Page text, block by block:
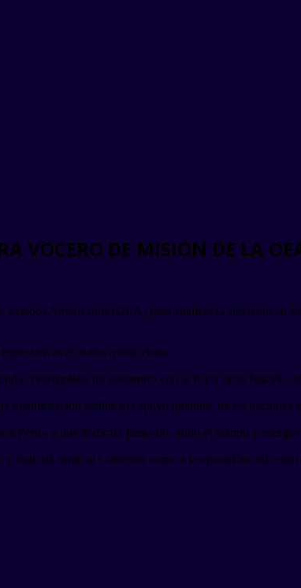
VOCERO DE MISIÓN DE LA
Americanos (OEA) para analizar la situación en
en torno a esta visita.
contemplaba un encuentro con la fiscal de la Nación,
visible del apoyo unánime de las naciones
Perú» y que dedicará para ello «todo el tiempo y
Judicial, tanto al Gobierno como a la oposición; así